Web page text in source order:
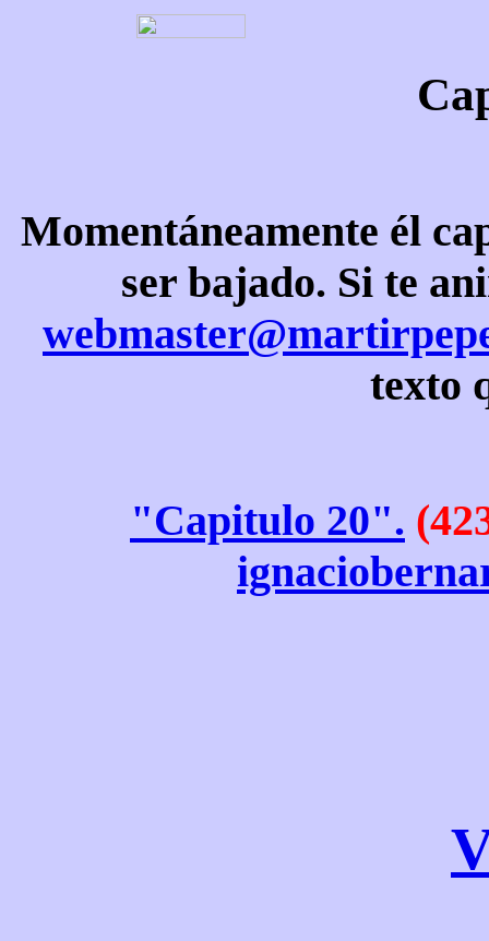
Momentáneamente él
ser bajado. Si te
texto
"Capitulo 20".